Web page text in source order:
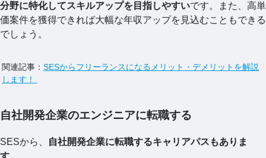
分野に特化してスキルアップを目指しやすいです。また、高単
価案件を獲得できれば大幅な年収アップを見込むこともできる
でしょう。
関連記事： SESからフリーランスになるメリット・デメリットを解説
します！
自社開発企業のエンジニアに転職する
SESから、
自社開発企業に転職するキャリアパスもありま
す。